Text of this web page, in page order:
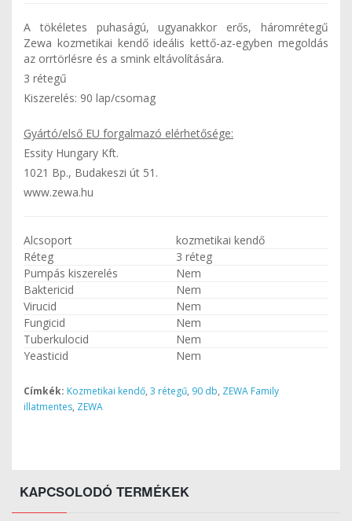
A tökéletes puhaságú, ugyanakkor erős, háromrétegű
Zewa kozmetikai kendő ideális kettő-az-egyben megoldás
az orrtörlésre és a smink eltávolítására.
3 rétegű
Kiszerelés: 90 lap/csomag
Gyártó/első EU forgalmazó elérhetősége:
Essity Hungary Kft.
1021 Bp., Budakeszi út 51.
www.zewa.hu
Alcsoport
kozmetikai kendő
Réteg
3 réteg
Pumpás kiszerelés
Nem
Baktericid
Nem
Virucid
Nem
Fungicid
Nem
Tuberkulocid
Nem
Yeasticid
Nem
Címkék: Kozmetikai kendő, 3 rétegű, 90 db, ZEWA Family
illatmentes, ZEWA
KAPCSOLODÓ TERMÉKEK